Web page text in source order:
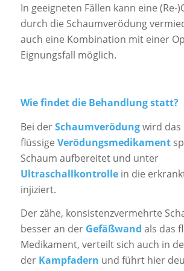
In geeigneten Fällen kann eine (Re-
durch die Schaumverödung
auch eine Kombination mit einer
Eignungsfall möglich.
Wie findet die Behandlung statt?
Bei derSchaumverödungwird das
flüssige Verödungsmedikament
Schaum aufbereitet und unter
Ultraschallkontrollein die
injiziert.
Der zähe, konsistenzvermehrte
besser an der Gefäßwand als das
Medikament, verteilt sich auch in
der Kampfadern und führt hier